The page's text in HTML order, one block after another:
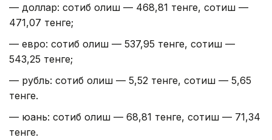
— доллар: сотиб олиш — 468,81 тенге, сотиш —
471,07 тенге;
— евро: сотиб олиш — 537,95 тенге, сотиш —
543,25 тенге;
— рубль: сотиб олиш — 5,52 тенге, сотиш — 5,65
тенге.
— юань: сотиб олиш — 68,81 тенге, сотиш — 71,34
тенге.